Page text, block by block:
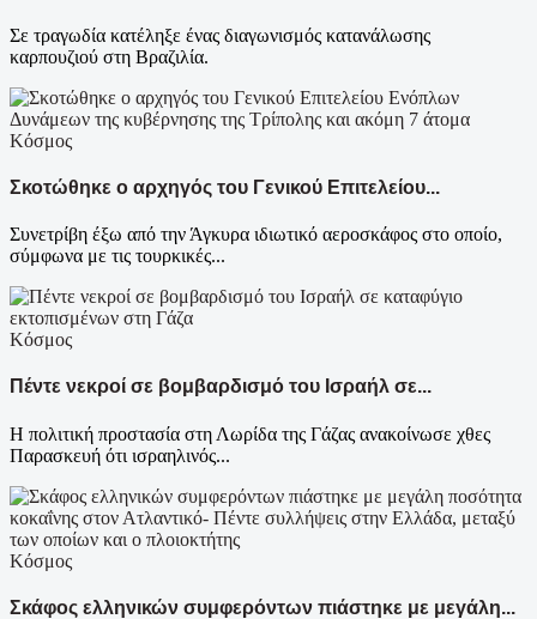
Σε τραγωδία κατέληξε ένας διαγωνισμός κατανάλωσης
καρπουζιού στη Βραζιλία.
Κόσμος
Σκοτώθηκε ο αρχηγός του Γενικού Επιτελείου...
Συνετρίβη έξω από την Άγκυρα ιδιωτικό αεροσκάφος στο οποίο,
σύμφωνα με τις τουρκικές...
Κόσμος
Πέντε νεκροί σε βομβαρδισμό του Ισραήλ σε...
Η πολιτική προστασία στη Λωρίδα της Γάζας ανακοίνωσε χθες
Παρασκευή ότι ισραηλινός...
Κόσμος
Σκάφος ελληνικών συμφερόντων πιάστηκε με μεγάλη...